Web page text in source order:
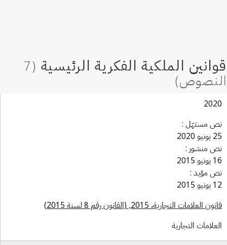
مستهَل :
منشور :
مؤيد :
العلامات التجارية، 2015, (القانون رقم 8 لسنة 2015)
التجارية